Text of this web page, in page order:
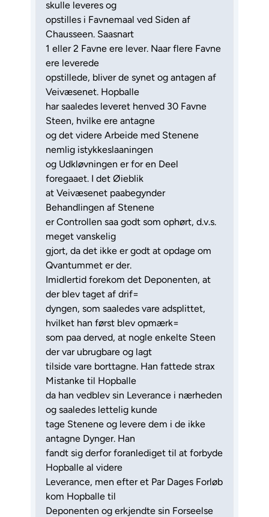
skulle leveres og
opstilles i Favnemaal ved Siden af
Chausseen. Saasnart
1 eller 2 Favne ere lever. Naar flere Favne
ere leverede
opstillede, bliver de synet og antagen af
Veivæsenet. Hopballe
har saaledes leveret henved 30 Favne
Steen, hvilke ere antagne
og det videre Arbeide med Stenene
nemlig istykkeslaaningen
og Udkløvningen er for en Deel
foregaaet. I det Øieblik
at Veivæsenet paabegynder
Behandlingen af Stenene
er Controllen saa godt som ophørt, d.v.s.
meget vanskelig
gjort, da det ikke er godt at opdage om
Qvantummet er der.
Imidlertid forekom det Deponenten, at
der blev taget af drif=
dyngen, som saaledes vare adsplittet,
hvilket han først blev opmærk=
som paa derved, at nogle enkelte Steen
der var ubrugbare og lagt
tilside vare borttagne. Han fattede strax
Mistanke til Hopballe
da han vedblev sin Leverance i nærheden
og saaledes lettelig kunde
tage Stenene og levere dem i de ikke
antagne Dynger. Han
fandt sig derfor foranlediget til at forbyde
Hopballe al videre
Leverance, men efter et Par Dages Forløb
kom Hopballe til
Deponenten og erkjendte sin Forseelse